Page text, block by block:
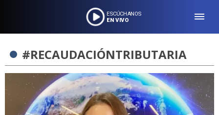
ESCÚCHANOS
EN VIVO
#RECAUDACIÓNTRIBUTARIA